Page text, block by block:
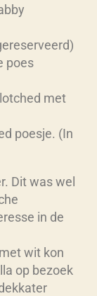
poes
met
poesje. (In
Dit was wel
in de
wit kon
op bezoek